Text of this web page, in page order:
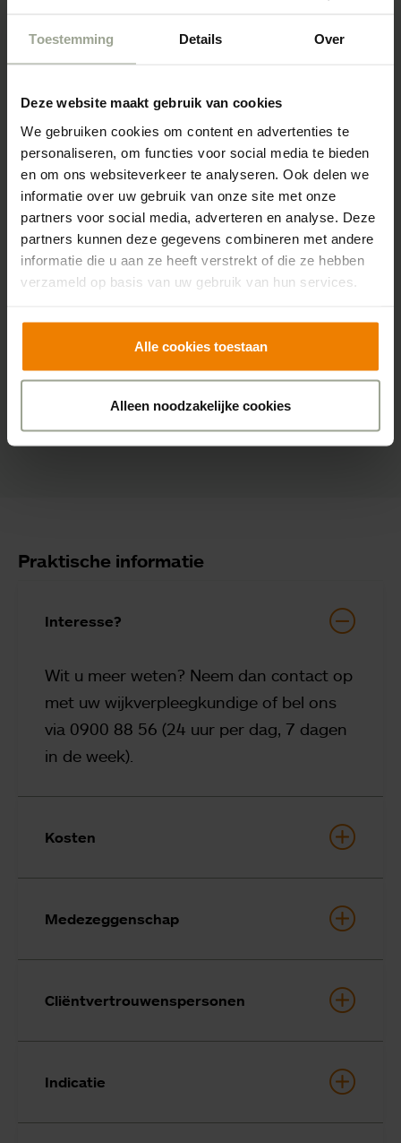
Toestemming Details Over
Deze website maakt gebruik van cookies
We gebruiken cookies om content en advertenties te
personaliseren, om functies voor social media te bieden
en om ons websiteverkeer te analyseren. Ook delen we
informatie over uw gebruik van onze site met onze
partners voor social media, adverteren en analyse. Deze
partners kunnen deze gegevens combineren met andere
informatie die u aan ze heeft verstrekt of die ze hebben
verzameld op basis van uw gebruik van hun services.
Alle cookies toestaan
Alleen noodzakelijke cookies
– staan uw welzijn en woonplezier centraal, en is goede
zorg een vanzelfsprekendheid.
Bekijk al onze locaties
Praktische informatie
Interesse?
Wit u meer weten? Neem dan contact op
met uw wijkverpleegkundige of bel ons
via 0900 88 56 (24 uur per dag, 7 dagen
in de week).
Kosten
Medezeggenschap
Cliëntvertrouwenspersonen
Indicatie